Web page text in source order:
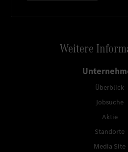
Weitere
Überblick
Jobsuche
Aktie
Standorte
Media Site